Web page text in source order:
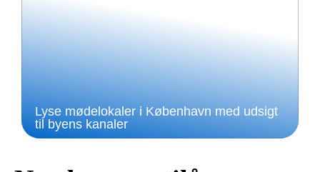
Lyse mødelokaler i København med udsigt
til byens kanaler